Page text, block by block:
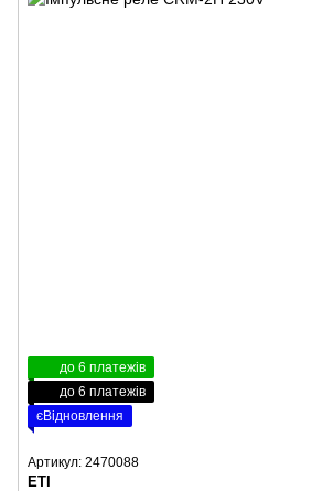
до 6 платежів
до 6 платежів
єВідновлення
Артикул: 2470088
ETI